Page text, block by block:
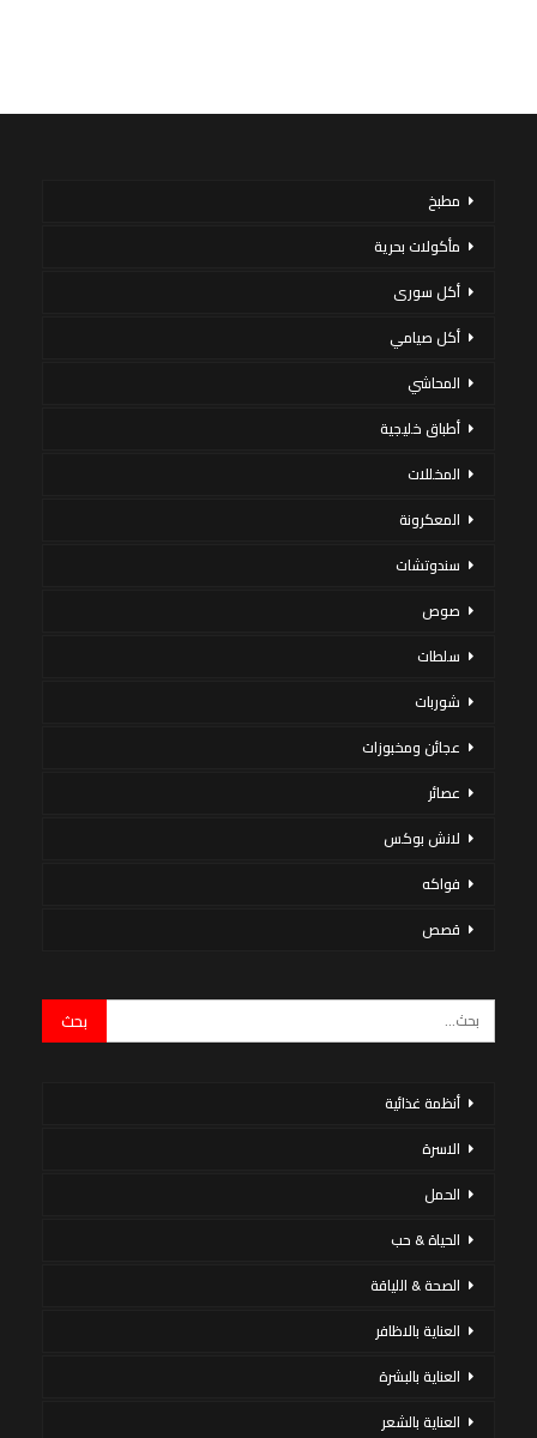
مطبخ
مأكولات بحرية
أكل سورى
أكل صيامي
المحاشي
أطباق خليجية
المخللات
المعكرونة
سندوتشات
صوص
سلطات
شوربات
عجائن ومخبوزات
عصائر
لانش بوكس
فواكه
قصص
أنظمة غذائية
الاسرة
الحمل
الحياة & حب
الصحة & اللياقة
العناية بالاظافر
العناية بالبشرة
العناية بالشعر